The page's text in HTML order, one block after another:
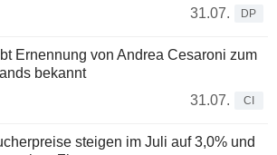
31.07.
DP
Ernennung von Andrea Cesaroni zum
bekannt
31.07.
CI
steigen im Juli auf 3,0% und